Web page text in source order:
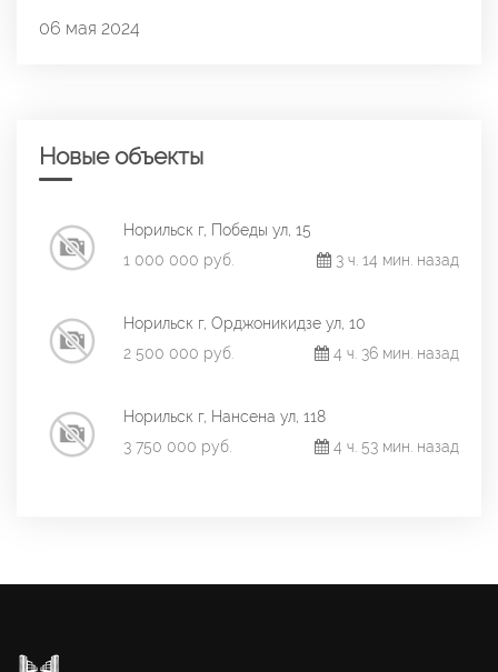
06 мая 2024
Новые объекты
Норильск г, Победы ул, 15
1 000 000 руб.
3 ч. 14 мин. назад
Норильск г, Орджоникидзе ул, 10
2 500 000 руб.
4 ч. 36 мин. назад
Норильск г, Нансена ул, 118
3 750 000 руб.
4 ч. 53 мин. назад